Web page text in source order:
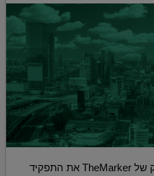
רון גורה הסביר בוועידת ההיי-טק של TheMarker את התפקיד